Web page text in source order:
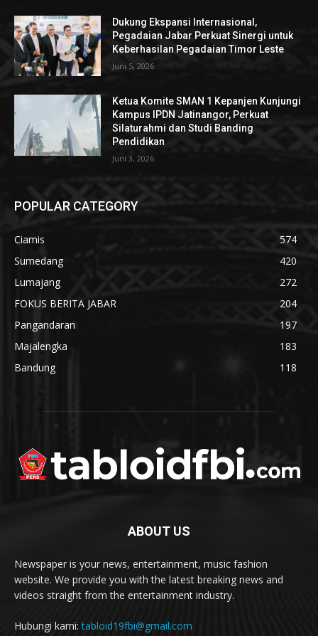
Dukung Ekspansi Internasional,
Pegadaian Jabar Perkuat Sinergi untuk
Keberhasilan Pegadaian Timor Leste
Juni 5, 2026
Ketua Komite SMAN 1 Kepanjen Kunjungi
Kampus IPDN Jatinangor, Perkuat
Silaturahmi dan Studi Banding
Pendidikan
Juni 3, 2026
POPULAR CATEGORY
Ciamis
574
Sumedang
420
Lumajang
272
FOKUS BERITA JABAR
204
Pangandaran
197
Majalengka
183
Bandung
118
ABOUT US
Newspaper is your news, entertainment, music fashion
website. We provide you with the latest breaking news and
videos straight from the entertainment industry.
Hubungi kami:tabloid19fbi@gmail.com